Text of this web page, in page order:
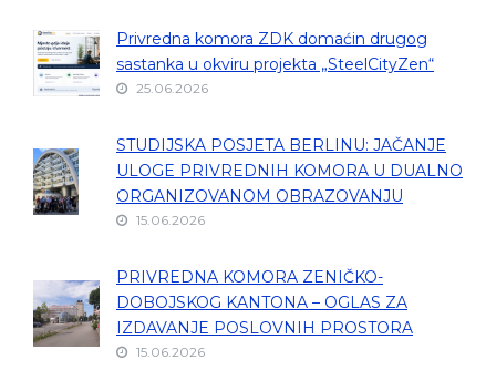
Privredna komora ZDK domaćin drugog
sastanka u okviru projekta „SteelCityZen“
25.06.2026
STUDIJSKA POSJETA BERLINU: JAČANJE
ULOGE PRIVREDNIH KOMORA U DUALNO
ORGANIZOVANOM OBRAZOVANJU
15.06.2026
PRIVREDNA KOMORA ZENIČKO-
DOBOJSKOG KANTONA – OGLAS ZA
IZDAVANJE POSLOVNIH PROSTORA
15.06.2026